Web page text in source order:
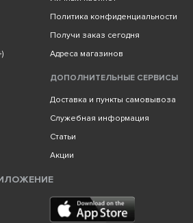
Политика конфиденциальности
Получи заказ сегодня
Адреса магазинов
ДОПОЛНИТЕЛЬНЫЕ СЕРВИСЫ
Доставка и пункты самовывоза
Служебная информация
Статьи
Акции